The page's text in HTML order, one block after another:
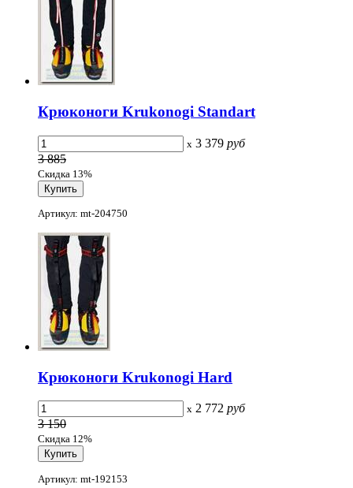
Крюконоги Krukonogi Standart
x 3 379 руб
3 885
Скидка 13%
Артикул: mt-204750
Крюконоги Krukonogi Hard
x 2 772 руб
3 150
Скидка 12%
Артикул: mt-192153